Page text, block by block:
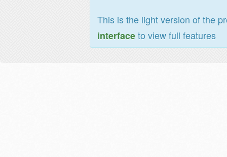
This is the light version of the
interfaceto view full features